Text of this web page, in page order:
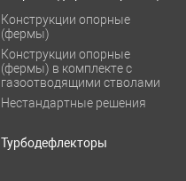
Конструкции опорные
(фермы)
Конструкции опорные
(фермы) в комплекте с
газоотводящими стволами
Нестандартные решения
Турбодефлекторы